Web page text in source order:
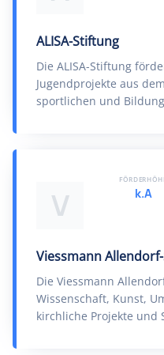
ALISA-Stiftung
Die ALISA-Stiftung
Jugendprojekte aus
sportlichen und
V
Viessmann
Die Viessmann
Wissenschaft, Kunst,
kirchliche Projekte und
k.A